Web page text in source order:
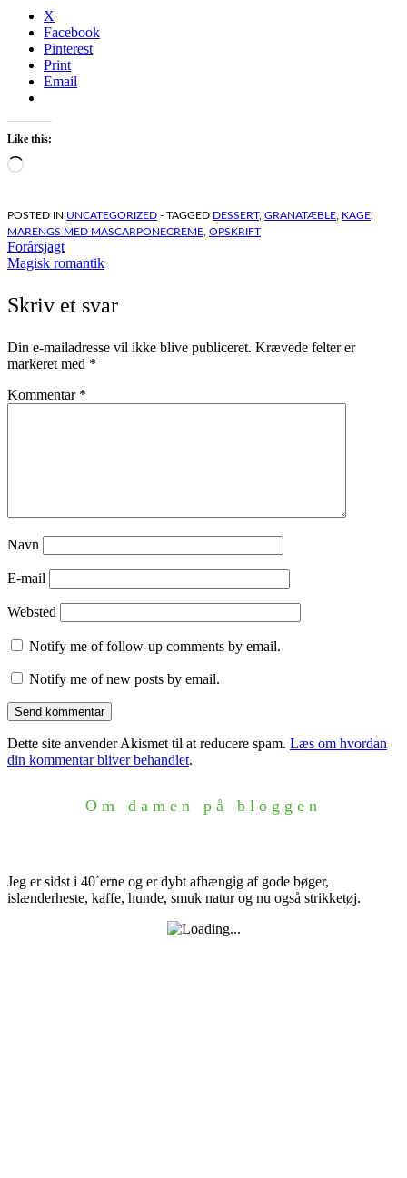
X
Facebook
Pinterest
Print
Email
Like this:
Loading…
POSTED IN UNCATEGORIZED - TAGGED DESSERT, GRANATÆBLE, KAGE,
MARENGS MED MASCARPONECREME, OPSKRIFT
Indlægsnavigation
Forårsjagt
Magisk romantik
Skriv et svar
Din e-mailadresse vil ikke blive publiceret. Krævede felter er
markeret med *
Kommentar *
Navn
E-mail
Websted
Notify me of follow-up comments by email.
Notify me of new posts by email.
Dette site anvender Akismet til at reducere spam. Læs om hvordan
din kommentar bliver behandlet.
Om damen på bloggen
Jeg er sidst i 40´erne og er dybt afhængig af gode bøger,
islænderheste, kaffe, hunde, smuk natur og nu også strikketøj.